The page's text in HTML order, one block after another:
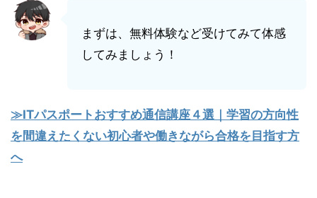
まずは、無料体験など受けてみて体感
してみましょう！
≫ITパスポートおすすめ通信講座４選｜学習の方向性
を間違えたくない初心者や働きながら合格を目指す方
へ